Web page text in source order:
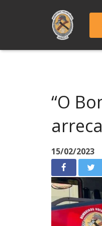
“O
15/02/2023